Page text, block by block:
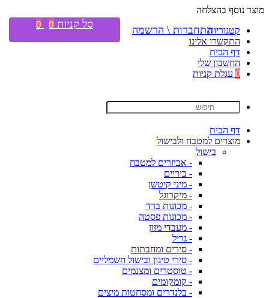
מוצר נוסף בהצלחה
קטגוריות
התקשרו אלינו
דף הבית
החשבון שלי
0 עגלת קניות
דף הבית
מוצרים למטבח ולבישול
בישול
- אביזרים למטבח
- כיריים
- מיני קיטשן
- מיקרוגל
- מכונות ברד
- מכונות פסטה
- מעבדי מזון
- גריל
- סירים ומחבתות
- סירי טיגון ובישול חשמליים
- טוסטרים ומצנמים
- קומקומים
- בלנדרים ומסחטות מיצים
התחברות \ הרשמה סל קניות 0
0